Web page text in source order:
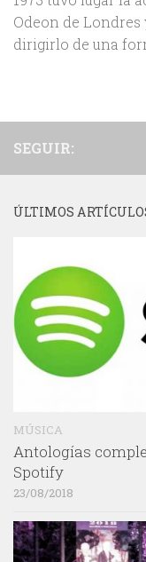
Odeon de Londres
dirigirlo de una
SEGUIR:
ÚLTIMOS
MÚSICA
Antologías
Spotify
23/08/2018